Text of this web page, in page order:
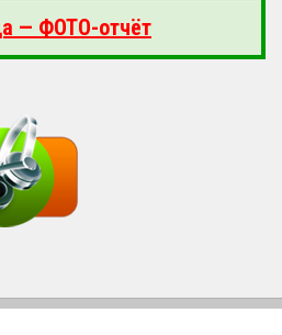
— ФОТО-отчёт